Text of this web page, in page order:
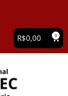
R$0,00 0